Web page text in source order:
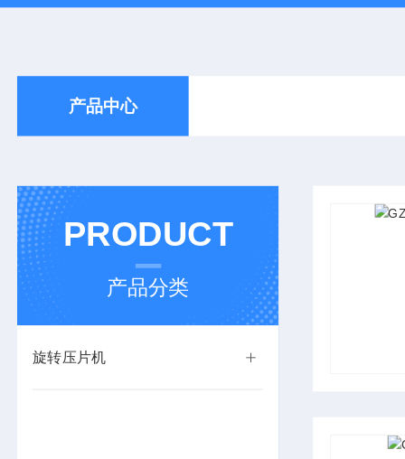
产品中心
PRODUCT
产品分类
旋转压片机